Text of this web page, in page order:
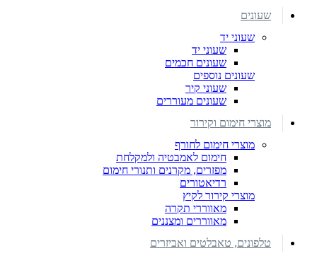
שעונים
שעוני יד
שעוני יד
שעונים חכמים
שעונים נוספים
שעוני קיר
שעונים מעוררים
מוצרי חימום וקירור
מוצרי חימום לחורף
חימום לאמבטיה ולמקלחת
מפזרים, מקרנים ותנורי חימום
רדיאטורים
מוצרי קירור לקיץ
מאווררי תקרה
מאווררים ומצננים
טלפונים, טאבלטים ואביזרים